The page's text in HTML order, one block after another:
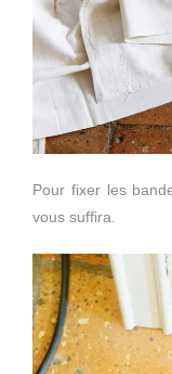
Pour fixer les
vous suffira.